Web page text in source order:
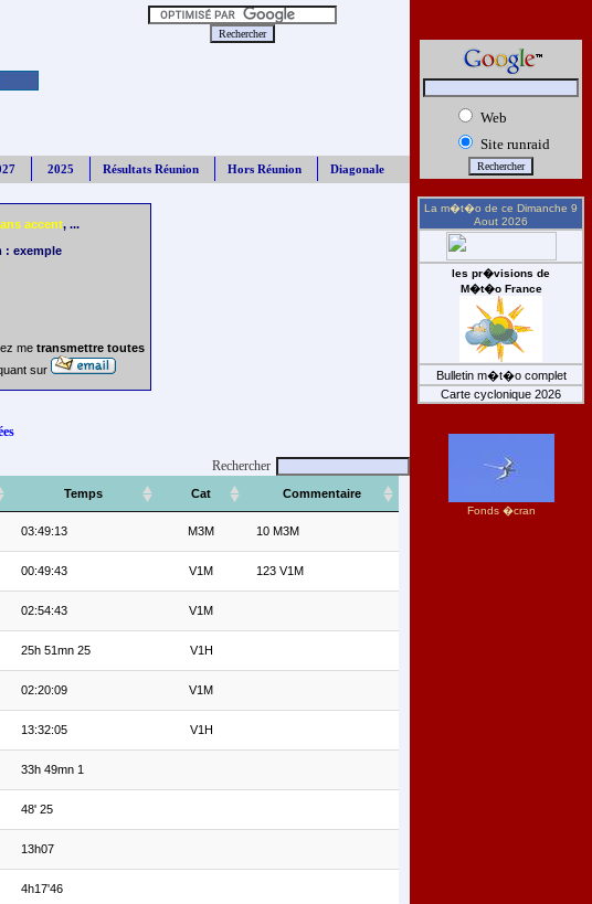
2025 Résultats Réunion Hors Réunion Diagonale
accent, ...
: exemple
me transmettre toutes
sur
Rechercher
Temps Cat Commentaire
03:49:13 M3M 10 M3M
00:49:43 V1M 123 V1M
02:54:43 V1M
25h 51mn 25 V1H
02:20:09 V1M
13:32:05 V1H
33h 49mn 1
48' 25
13h07
4h17'46
Web
Site runraid
La m�t�o de ce Dimanche 9
Aout 2026
les pr�visions de
M�t�o France
Bulletin m�t�o complet
Carte cyclonique 2026
Fonds �cran